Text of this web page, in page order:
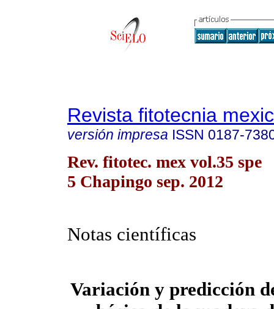
Revista fitotecnia
versión impresa ISSN 0187-
Rev. fitotec. mex vol.35 spe
5 Chapingo sep. 2012
Notas científicas
Variación y predicción